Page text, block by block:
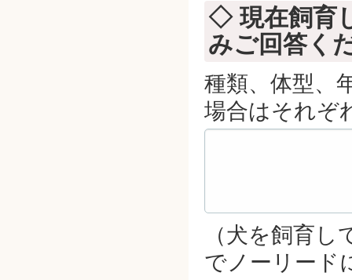
◇ 現在飼育
みご回答く
種類、体型、
場合はそれぞ
（犬を飼育
でノーリード